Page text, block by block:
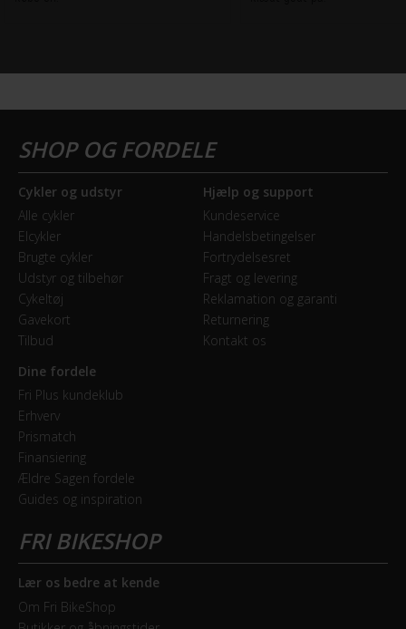
Cykler og udstyr
Alle cykler
Elcykler
Brugte cykler
Udstyr og tilbehør
Cykeltøj
Gavekort
Tilbud
Hjælp og support
Kundeservice
Handelsbetingelser
Fortrydelsesret
Fragt og levering
Reklamation og garanti
Returnering
Kontakt os
Dine fordele
Fri Plus kundeklub
Erhverv
Prismatch
Finansiering
Ældre Sagen fordele
Guides og inspiration
Lær os bedre at kende
Om Fri BikeShop